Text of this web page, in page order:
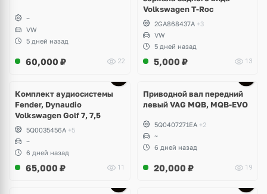
~
VW
5 дней назад
60,000 ₽ 22
Volkswagen T-Roc
2GA868437A +3
VW
5 дней назад
5,000 ₽ 13
Комплект аудиосистемы
Fender, Dynaudio
Volkswagen Golf 7, 7,5
5Q0035456A +5
~
6 дней назад
65,000 ₽ 11
Приводной вал передний
левый VAG MQB, MQB-EVO
5Q0407271EA +2
~
6 дней назад
20,000 ₽ 19